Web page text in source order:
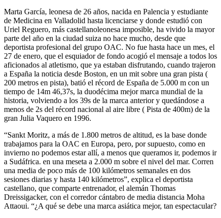
Marta García, leonesa de 26 años, nacida en Palencia y estudiante
de Medicina en Valladolid hasta licenciarse y donde estudió con
Uriel Reguero, más castellanoleonesa imposible, ha vivido la mayor
parte del año en la ciudad suiza no hace mucho, desde que
deportista profesional del grupo OAC. No fue hasta hace un mes, el
27 de enero, que el esquiador de fondo acogió el mensaje a todos los
aficionados al atletismo, que ya estaban disfrutando, cuando trajeron
a España la noticia desde Boston, en un mit sobre una gran pista (
200 metros en pista), batió el récord de España de 5.000 m con un
tiempo de 14m 46,37s, la duodécima mejor marca mundial de la
historia, volviendo a los 39s de la marca anterior y quedándose a
menos de 2s del récord nacional al aire libre ( Pista de 400m) de la
gran Julia Vaquero en 1996.
“Sankt Moritz, a más de 1.800 metros de altitud, es la base donde
trabajamos para la OAC en Europa, pero, por supuesto, como en
invierno no podemos estar allí, a menos que queramos ir, podemos ir
a Sudáfrica. en una meseta a 2.000 m sobre el nivel del mar. Corren
una media de poco más de 100 kilómetros semanales en dos
sesiones diarias y hasta 140 kilómetros”, explica el deportista
castellano, que comparte entrenador, el alemán Thomas
Dreissigacker, con el corredor cántabro de media distancia Moha
Attaoui. “¿A qué se debe una marca asiática mejor, tan espectacular?